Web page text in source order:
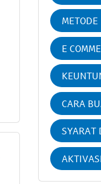
E
CARA
SYARAT